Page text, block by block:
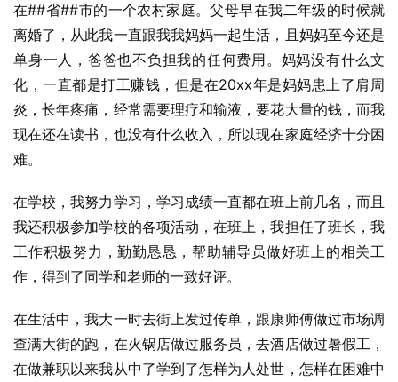
在##省##市的一个农村家庭。父母早在我二年级的时候就
离婚了，从此我一直跟我我妈妈一起生活，且妈妈至今还是
单身一人，爸爸也不负担我的任何费用。妈妈没有什么文
化，一直都是打工赚钱，但是在20xx年是妈妈患上了肩周
炎，长年疼痛，经常需要理疗和输液，要花大量的钱，而我
现在还在读书，也没有什么收入，所以现在家庭经济十分困
难。
在学校，我努力学习，学习成绩一直都在班上前几名，而且
我还积极参加学校的各项活动，在班上，我担任了班长，我
工作积极努力，勤勤恳恳，帮助辅导员做好班上的相关工
作，得到了同学和老师的一致好评。
在生活中，我大一时去街上发过传单，跟康师傅做过市场调
查满大街的跑，在火锅店做过服务员，去酒店做过暑假工，
在做兼职以来我从中了学到了怎样为人处世，怎样在困难中